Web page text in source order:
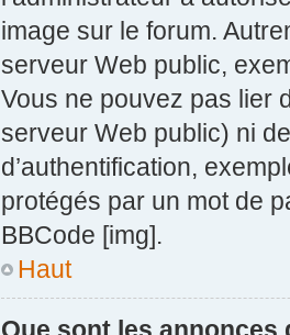
image sur le forum.
serveur Web public,
Vous ne pouvez pas lier
serveur Web public) ni
d’authentification,
protégés par un mot de
BBCode [img].
Haut
Que sont les annonces